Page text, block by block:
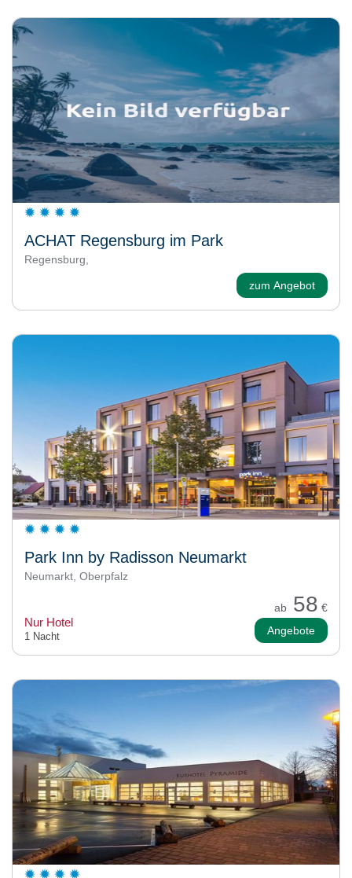
ACHAT Regensburg im Park
Regensburg,
zum Angebot
Park Inn by Radisson Neumarkt
Neumarkt, Oberpfalz
ab 58 €
Nur Hotel
1 Nacht Angebote